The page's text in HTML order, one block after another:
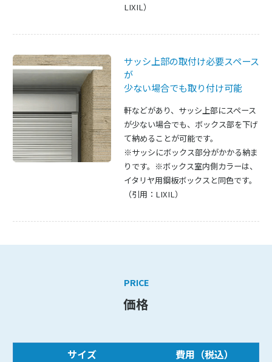
LIXIL）
サッシ上部の取付け必要スペース
が
少ない場合でも取り付け可能
軒などがあり、サッシ上部にスペース
が少ない場合でも、ボックス部を下げ
て納めることが可能です。
※サッシにボックス部分がかかる納ま
りです。※ボックス室内側カラーは、
イタリヤ用鋼板ボックスと同色です。
（引用：LIXIL）
PRICE
価格
サイズ
費用（税込）